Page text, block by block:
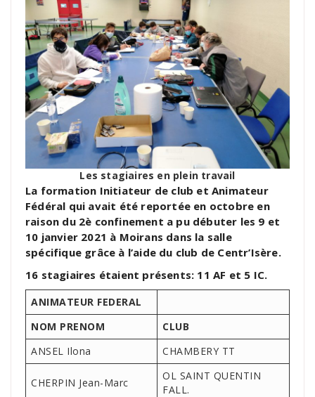
Les stagiaires en plein travail
La formation Initiateur de club et Animateur
Fédéral qui avait été reportée en octobre en
raison du 2è confinement a pu débuter les 9 et
10 janvier 2021 à Moirans dans la salle
spécifique grâce à l’aide du club de Centr’Isère.
16 stagiaires étaient présents: 11 AF et 5 IC.
ANIMATEUR FEDERAL
NOM PRENOM
CLUB
ANSEL Ilona
CHAMBERY TT
CHERPIN Jean-Marc
OL SAINT QUENTIN
FALL.